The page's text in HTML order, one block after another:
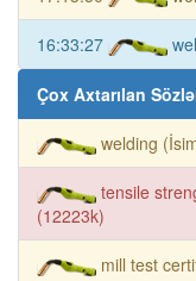
16:33:27
Çox Axtarılan
welding
tensile
(12223k)
mill test